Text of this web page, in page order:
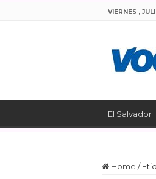
VIERNES ,
El Salvador
Home /